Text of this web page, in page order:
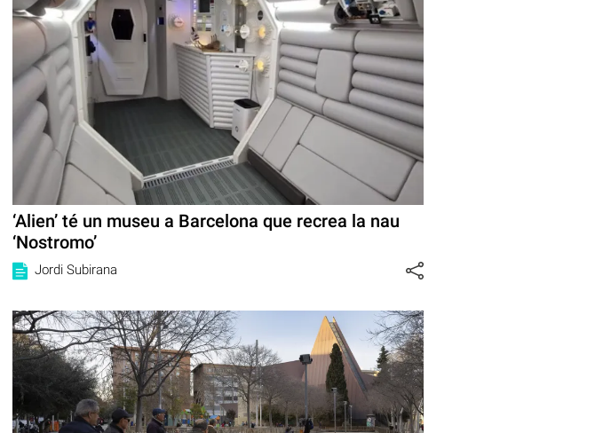
‘Alien’ té un museu a Barcelona que recrea la nau
‘Nostromo’
Jordi Subirana